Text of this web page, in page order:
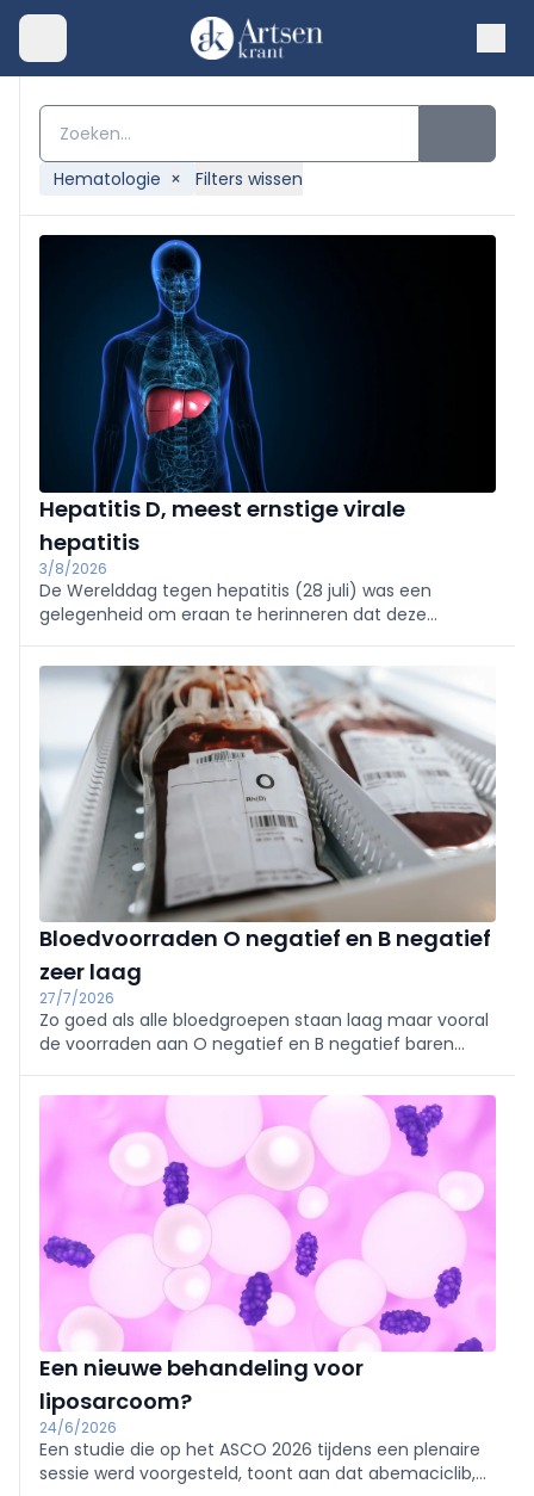
Hematologie × Filters wissen
Hepatitis D, meest ernstige virale
hepatitis
3/8/2026
De Werelddag tegen hepatitis (28 juli) was een
gelegenheid om eraan te herinneren dat deze
oorzaken is van levercirrose en leverkanker.
Bloedvoorraden O negatief en B negatief
zeer laag
27/7/2026
Zo goed als alle bloedgroepen staan laag maar vooral
de voorraden aan O negatief en B negatief baren
Een nieuwe behandeling voor
liposarcoom?
24/6/2026
Een studie die op het ASCO 2026 tijdens een plenaire
sessie werd voorgesteld, toont aan dat abemaciclib,